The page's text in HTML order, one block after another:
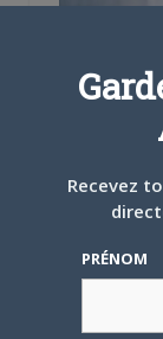
31 OCTOBRE
Certains des
groupe
Recevez
PRÉNOM